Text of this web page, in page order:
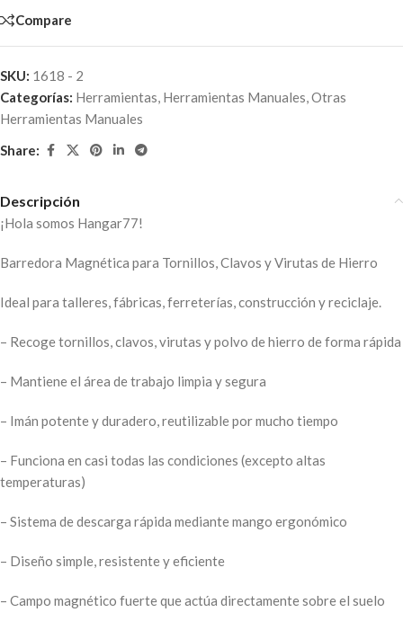
Compare
SKU: 1618 - 2
Categorías: Herramientas, Herramientas Manuales,Otras
Herramientas Manuales
Share:
Descripción
¡Hola somos Hangar77!
Barredora Magnética para Tornillos, Clavos y Virutas de Hierro
Ideal para talleres, fábricas, ferreterías, construcción y reciclaje.
– Recoge tornillos, clavos, virutas y polvo de hierro de forma rápida
– Mantiene el área de trabajo limpia y segura
– Imán potente y duradero, reutilizable por mucho tiempo
– Funciona en casi todas las condiciones (excepto altas
temperaturas)
– Sistema de descarga rápida mediante mango ergonómico
– Diseño simple, resistente y eficiente
– Campo magnético fuerte que actúa directamente sobre el suelo